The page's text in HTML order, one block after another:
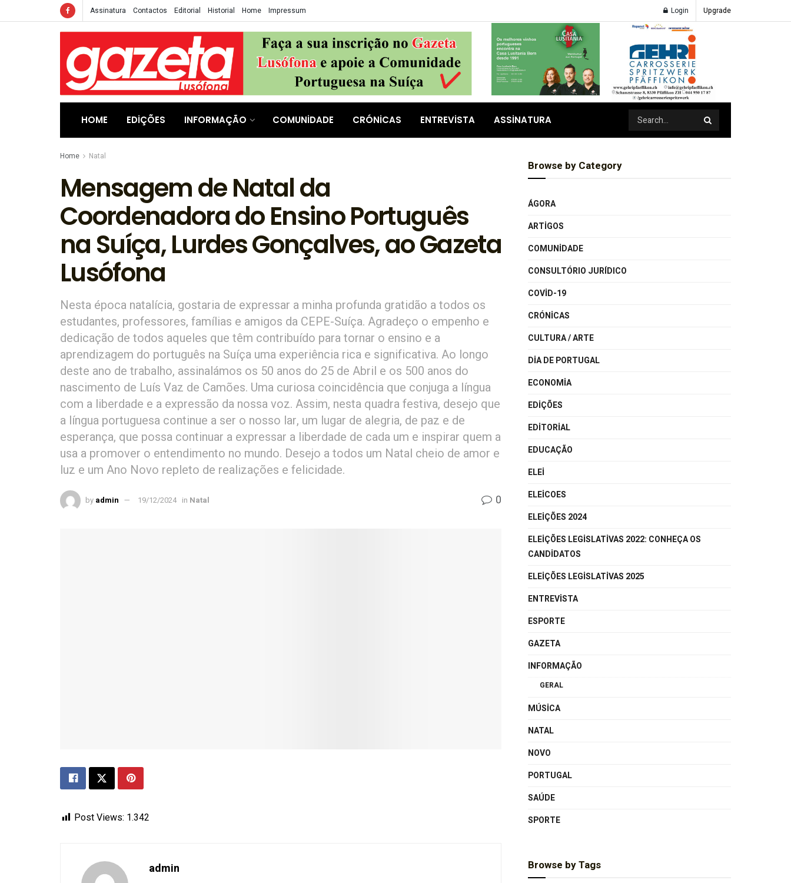
Assinatura Contactos Editorial Historial Home Impressum Login Upgrade
HOME EDIÇÕES INFORMAÇÃO COMUNIDADE CRÓNICAS ENTREVISTA ASSINATURA
Home Natal
Mensagem de Natal da
Coordenadora do Ensino Português
na Suíça, Lurdes Gonçalves, ao Gazeta
Lusófona
Nesta época natalícia, gostaria de expressar a minha profunda gratidão a todos os
estudantes, professores, famílias e amigos da CEPE-Suíça. Agradeço o empenho e
dedicação de todos aqueles que têm contribuído para tornar o ensino e a
aprendizagem do português na Suíça uma experiência rica e significativa. Ao longo
deste ano de trabalho, assinalámos os 50 anos do 25 de Abril e os 500 anos do
nascimento de Luís Vaz de Camões. Uma curiosa coincidência que conjuga a língua
com a liberdade e a expressão da nossa voz. Assim, nesta quadra festiva, desejo que
a língua portuguesa continue a ser o nosso lar, um lugar de alegria, de paz e de
esperança, que possa continuar a expressar a liberdade de cada um e inspirar quem a
usa a promover o entendimento no mundo. Desejo a todos um Natal cheio de amor e
luz e um Ano Novo repleto de realizações e felicidade.
by admin 19/12/2024 in Natal 0
Post Views: 1.342
admin
Browse by Category
ÁGORA
ARTIGOS
COMUNIDADE
CONSULTÓRIO JURÍDICO
COVID-19
CRÓNICAS
CULTURA / ARTE
DIA DE PORTUGAL
ECONOMIA
EDIÇÕES
EDITORIAL
EDUCAÇÃO
ELEI
ELEICOES
ELEIÇÕES 2024
ELEIÇÕES LEGISLATIVAS 2022: CONHEÇA OS
CANDIDATOS
ELEIÇÕES LEGISLATIVAS 2025
ENTREVISTA
ESPORTE
GAZETA
INFORMAÇÃO
GERAL
MÚSICA
NATAL
NOVO
PORTUGAL
SAÚDE
SPORTE
Browse by Tags